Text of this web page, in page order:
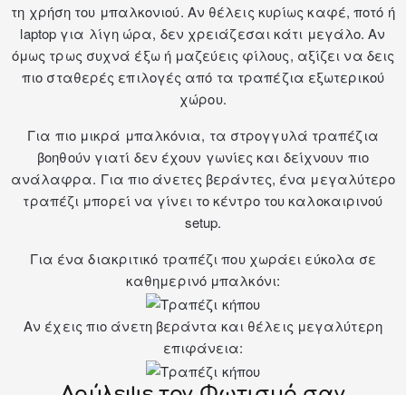
τη χρήση του μπαλκονιού. Αν θέλεις κυρίως καφέ, ποτό ή
laptop για λίγη ώρα, δεν χρειάζεσαι κάτι μεγάλο. Αν
όμως τρως συχνά έξω ή μαζεύεις φίλους, αξίζει να δεις
πιο σταθερές επιλογές από τα τραπέζια εξωτερικού
χώρου.
Για πιο μικρά μπαλκόνια, τα στρογγυλά τραπέζια
βοηθούν γιατί δεν έχουν γωνίες και δείχνουν πιο
ανάλαφρα. Για πιο άνετες βεράντες, ένα μεγαλύτερο
τραπέζι μπορεί να γίνει το κέντρο του καλοκαιρινού
setup.
Για ένα διακριτικό τραπέζι που χωράει εύκολα σε
καθημερινό μπαλκόνι:
Αν έχεις πιο άνετη βεράντα και θέλεις μεγαλύτερη
επιφάνεια: